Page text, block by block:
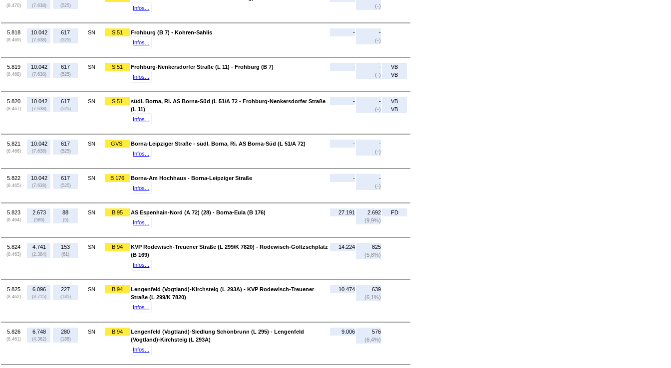
(8.470) (7.638) (525)
Infos...
(-)
5.818
(8.469)
10.042
(7.638)
617
(525)
SN S 51
Frohburg (B 7) - Kohren-Sahlis
Infos...
-
-
(-)
5.819
(8.468)
10.042
(7.638)
617
(525)
SN S 51
Frohburg-Nenkersdorfer Straße (L 11) - Frohburg (B 7)
Infos...
-
-
(-)
VB
VB
5.820
(8.467)
10.042
(7.638)
617
(525)
SN S 51
südl. Borna, Ri. AS Borna-Süd (L 51/A 72 - Frohburg-Nenkersdorfer Straße
(L 11)
Infos...
-
-
(-)
VB
VB
5.821
(8.466)
10.042
(7.638)
617
(525)
SN GVS
Borna-Leipziger Straße - südl. Borna, Ri. AS Borna-Süd (L 51/A 72)
Infos...
-
-
(-)
5.822
(8.465)
10.042
(7.638)
617
(525)
SN B 176
Borna-Am Hochhaus - Borna-Leipziger Straße
Infos...
-
-
(-)
5.823
(8.464)
2.673
(589)
88
(5)
SN B 95
AS Espenhain-Nord (A 72) (28) - Borna-Eula (B 176)
Infos...
27.191
2.692
(9,9%)
FD
5.824
(8.463)
4.741
(2.384)
153
(61)
SN B 94
KVP Rodewisch-Treuener Straße (L 299/K 7820) - Rodewisch-Göltzschplatz
(B 169)
Infos...
14.224
825
(5,8%)
5.825
(8.462)
6.096
(3.715)
227
(135)
SN B 94
Lengenfeld (Vogtland)-Kirchsteig (L 293A) - KVP Rodewisch-Treuener
Straße (L 299/K 7820)
Infos...
10.474
639
(6,1%)
5.826
(8.461)
6.748
(4.362)
280
(188)
SN B 94
Lengenfeld (Vogtland)-Siedlung Schönbrunn (L 295) - Lengenfeld
(Vogtland)-Kirchsteig (L 293A)
Infos...
9.006
576
(6,4%)